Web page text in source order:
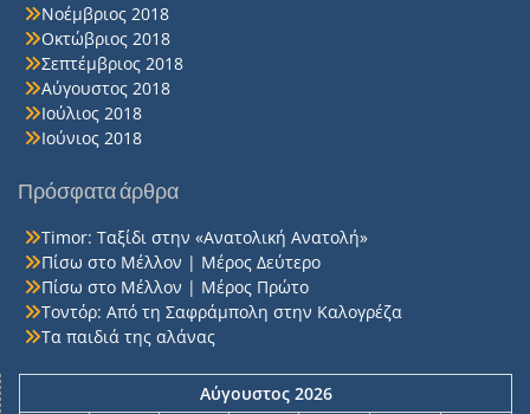
Νοέμβριος 2018
Οκτώβριος 2018
Σεπτέμβριος 2018
Αύγουστος 2018
Ιούλιος 2018
Ιούνιος 2018
Πρόσφατα άρθρα
Timor: Ταξίδι στην «Ανατολική Ανατολή»
Πίσω στο Μέλλον | Μέρος Δεύτερο
Πίσω στο Μέλλον | Μέρος Πρώτο
Τοντόρ: Από τη Σαφράμπολη στην Καλογρέζα
Τα παιδιά της αλάνας
Αύγουστος 2026